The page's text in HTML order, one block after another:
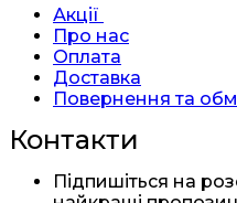
Акції
Про нас
Оплата
Доставка
Повернення та
Контакти
Підпишіться на